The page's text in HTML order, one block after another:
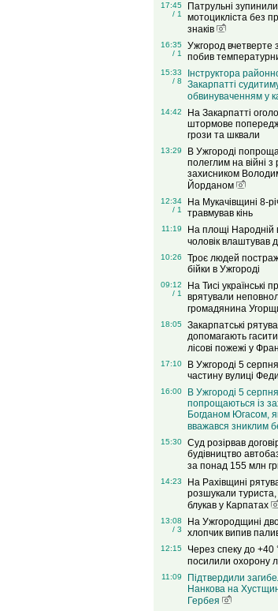
17:45
/ 1
Патрульні
мотоцикліста без
знаків
16:35
/ 1
Ужгород вчетверте
побив
15:33
/ 8
Інструктора
Закарпатті
обвинуваченням у
14:42
На Закарпатті
штормове
грози та шквали
13:29
В Ужгороді
полеглим на війні з
захисником
Йорданом
12:34
/ 1
На Мукачівщині 8-
травмував кінь
11:19
На площі Народній
чоловік влаштував
10:26
Троє людей
бійки в Ужгороді
09:12
/ 1
На Тисі українські
врятували
громадянина
18:05
Закарпатські
допомагають
лісові пожежі у
17:10
В Ужгороді 5
частину вулиці
16:00
В Ужгороді 5 серпня
попрощаються із
Богданом Югасом,
вважався зниклим
15:30
Суд розірвав
будівництво
за понад 155 млн
14:23
На Рахівщині
розшукали туриста,
блукав у Карпатах
13:08
/ 3
На Ужгородщині
хлопчик випив
12:15
Через спеку до +40
посилили охорону
11:09
Підтвердили
Нанкова на
Гербея